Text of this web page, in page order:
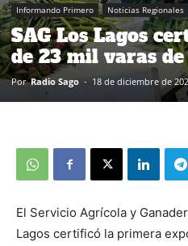
Informando Primero Noticias Regionales
SAG Los Lagos
de 23 mil varas
Por Radio Sago - 18 de diciembre de
El Servicio Agrícola y
Lagos certificó la primera